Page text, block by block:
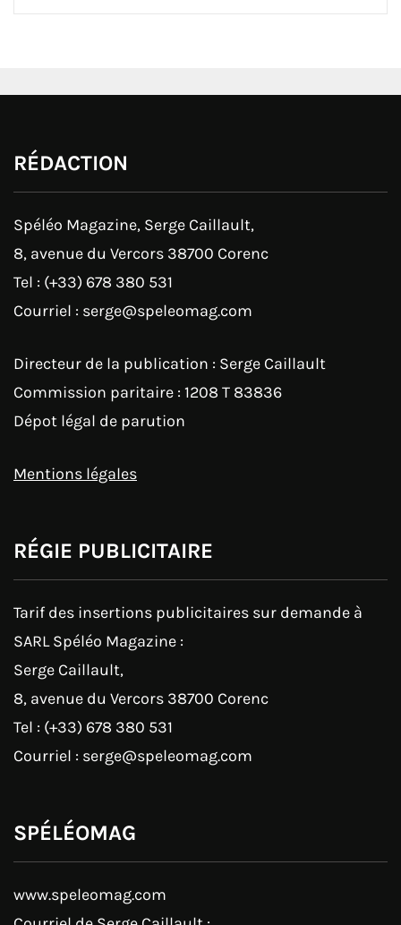
RÉDACTION
Spéléo Magazine, Serge Caillault,
8, avenue du Vercors 38700 Corenc
Tel : (+33) 678 380 531
Courriel : serge@speleomag.com
Directeur de la publication : Serge Caillault
Commission paritaire : 1208 T 83836
Dépot légal de parution
Mentions légales
RÉGIE PUBLICITAIRE
Tarif des insertions publicitaires sur demande à
SARL Spéléo Magazine :
Serge Caillault,
8, avenue du Vercors 38700 Corenc
Tel : (+33) 678 380 531
Courriel : serge@speleomag.com
SPÉLÉOMAG
www.speleomag.com